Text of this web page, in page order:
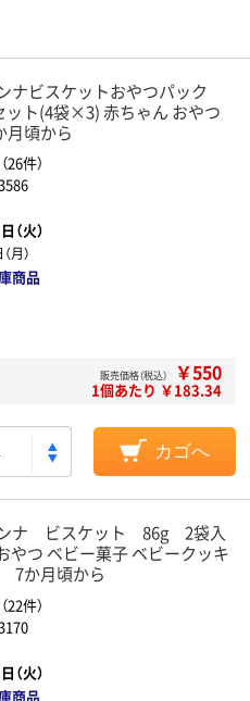
ナビスケットおやつパック
ト(4袋×3) 赤ちゃん おやつ
月頃から
（26件）
（火）
月）
商品
販売価格（税込） ￥550
1個あたり ￥183.34
カゴへ
ナ ビスケット 86g 2袋入
やつ ベビー菓子 ベビークッキ
7か月頃から
（22件）
（火）
商品